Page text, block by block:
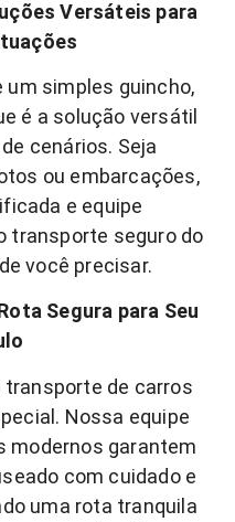
Versáteis para
um simples guincho,
é a solução versátil
cenários. Seja
ou embarcações,
e equipe
transporte seguro do
você precisar.
Segura para Seu
transporte de carros
Nossa equipe
modernos garantem
com cuidado e
uma rota tranquila